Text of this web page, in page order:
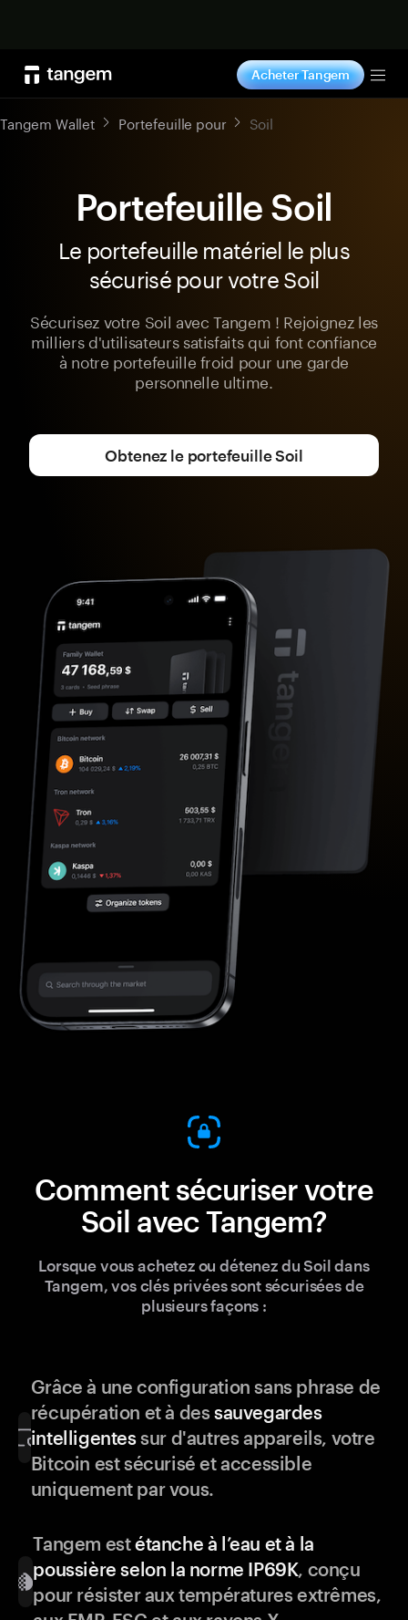
Acheter Tangem
Tangem Wallet Portefeuille pour Soil
Portefeuille Soil
Le portefeuille matériel le plus
sécurisé pour votre Soil
Sécurisez votre Soil avec Tangem ! Rejoignez les
milliers d'utilisateurs satisfaits qui font confiance
à notre portefeuille froid pour une garde
personnelle ultime.
Obtenez le portefeuille Soil
Comment sécuriser votre
Soil avec Tangem?
Lorsque vous achetez ou détenez du Soil dans
Tangem, vos clés privées sont sécurisées de
plusieurs façons :
Grâce à une configuration sans phrase de
récupération et à dessauvegardes
intelligentessur d'autres appareils, votre
Bitcoin est sécurisé et accessible
uniquement par vous.
Tangem estétanche à l’eau et à la
poussière selon la norme IP69K, conçu
pour résister aux températures extrêmes,